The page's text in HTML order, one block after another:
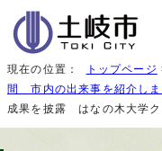
現在の位置： トップページ
間 市内の出来事を紹介し
成果を披露 はなの木大学